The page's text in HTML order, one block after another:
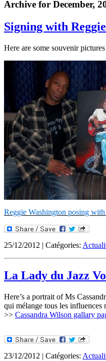
Archive for December,
Signing with
Here are some souvenir
Reggie Washington posing
25/12/2012 | Catégories:
La Lady du Jazz
Here’s a portrait of Ms
qui mélange tous les influences
>> Cassandra Wilson gallary
23/12/2012 | Catégories: